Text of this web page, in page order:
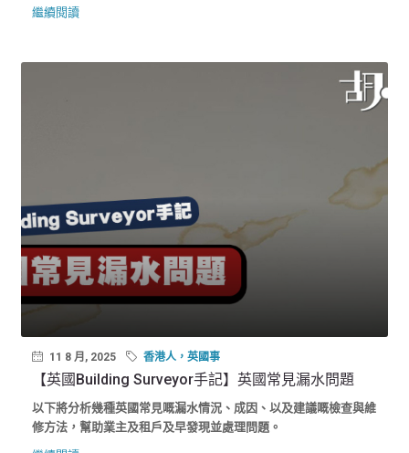
繼續閱讀
11 8 月, 2025 香港人，英國事
【英國Building Surveyor手記】英國常見漏水問題
以下將分析幾種英國常見嘅漏水情況、成因、以及建議嘅檢查與維
修方法，幫助業主及租戶及早發現並處理問題。